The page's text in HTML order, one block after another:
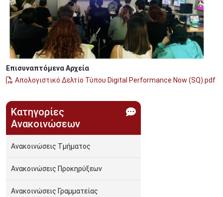
Επισυναπτόμενα Αρχεία
Απολογιστικό Δελτίο Τύπου Digital Performance Now (SQ).pdf
Κατηγορίες
Ανακοινώσεων
Ανακοινώσεις Τμήματος
Ανακοινώσεις Προκηρύξεων
Ανακοινώσεις Γραμματείας